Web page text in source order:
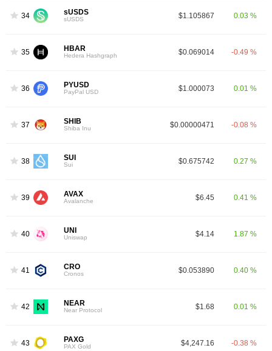
34 sUSDS
sUSDS $1.105867 0.03 %
35 HBAR
Hedera Hashgraph $0.069014 -0.49 %
36 PYUSD
PayPal USD $1.000073 0.01 %
37 SHIB
Shiba Inu $0.00000471 -0.08 %
38 SUI
Sui $0.675742 0.27 %
39 AVAX
Avalanche $6.45 0.41 %
40 UNI
Uniswap $4.14 1.87 %
41 CRO
Cronos $0.053890 0.40 %
42 NEAR
Near Protocol $1.68 0.01 %
43 PAXG
PAX Gold $4,247.16 -0.38 %